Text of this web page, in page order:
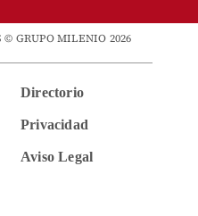
© GRUPO MILENIO 2026
Directorio
Privacidad
Aviso Legal